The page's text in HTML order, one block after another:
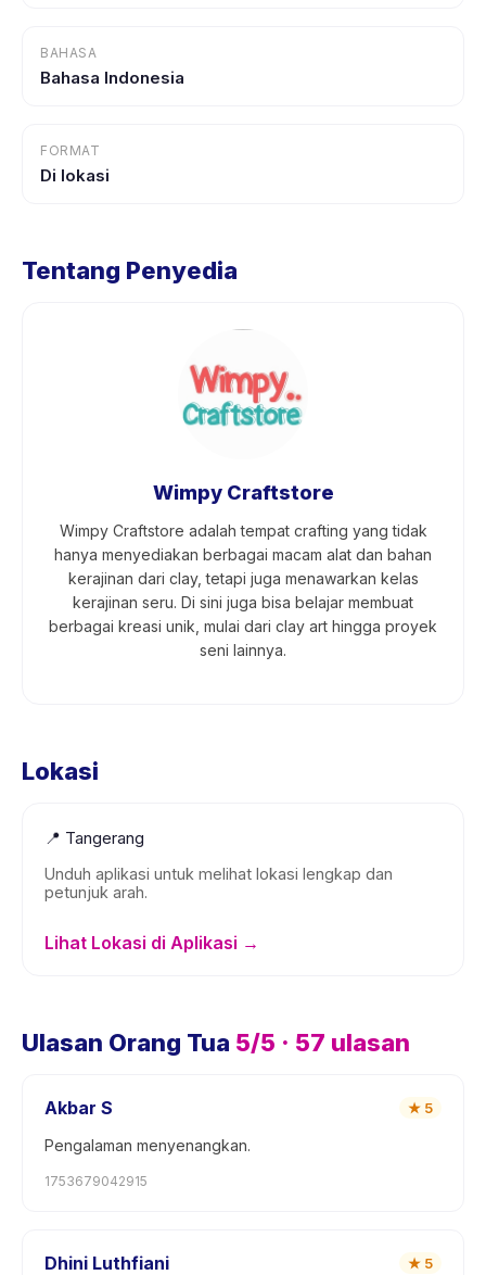
BAHASA
Bahasa Indonesia
FORMAT
Di lokasi
Tentang Penyedia
Wimpy Craftstore
Wimpy Craftstore adalah tempat crafting yang tidak
hanya menyediakan berbagai macam alat dan bahan
kerajinan dari clay, tetapi juga menawarkan kelas
kerajinan seru. Di sini juga bisa belajar membuat
berbagai kreasi unik, mulai dari clay art hingga proyek
seni lainnya.
Lokasi
📍 Tangerang
Unduh aplikasi untuk melihat lokasi lengkap dan
petunjuk arah.
Lihat Lokasi di Aplikasi →
Ulasan Orang Tua 5/5 · 57 ulasan
Akbar S ★ 5
Pengalaman menyenangkan.
1753679042915
Dhini Luthfiani ★ 5